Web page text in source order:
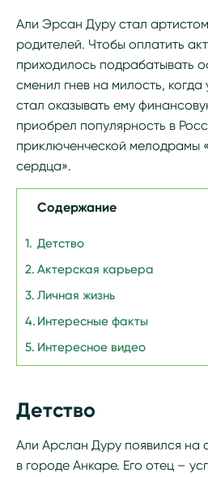
Али Эрсан Дуру стал
родителей. Чтобы оплатить
приходилось подрабатывать
сменил гнев на милость,
стал оказывать ему
приобрел популярность в
приключенческой мелодрамы
сердца».
Содержание
Детство
Актерская карьера
Личная жизнь
Интересные факты
Интересное видео
Детство
Али Арслан Дуру появился на
в городе Анкаре. Его отец –